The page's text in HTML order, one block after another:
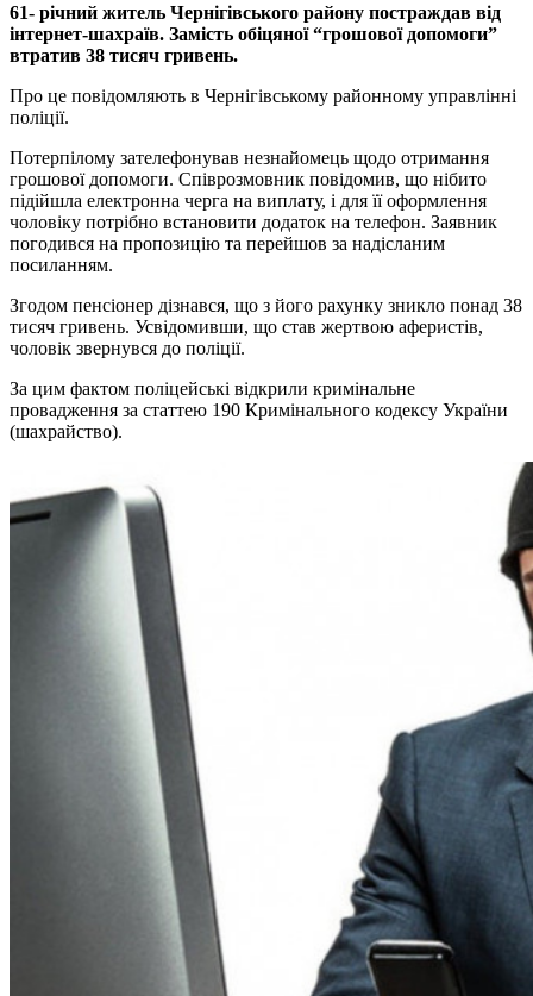
61- річний житель Чернігівського району постраждав від
інтернет-шахраїв. Замість обіцяної “грошової допомоги”
втратив 38 тисяч гривень.
Про це повідомляють в Чернігівському районному управлінні
поліції.
Потерпілому зателефонував незнайомець щодо отримання
грошової допомоги. Співрозмовник повідомив, що нібито
підійшла електронна черга на виплату, і для її оформлення
чоловіку потрібно встановити додаток на телефон. Заявник
погодився на пропозицію та перейшов за надісланим
посиланням.
Згодом пенсіонер дізнався, що з його рахунку зникло понад 38
тисяч гривень. Усвідомивши, що став жертвою аферистів,
чоловік звернувся до поліції.
За цим фактом поліцейські відкрили кримінальне
провадження за статтею 190 Кримінального кодексу України
(шахрайство).